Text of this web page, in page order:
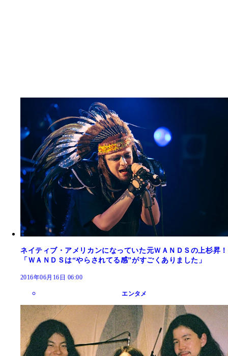
ネイティブ・アメリカンになっていた元ＷＡＮＤＳの上杉昇！
「ＷＡＮＤＳは“やらされてる感”がすごくありました」
2016年06月16日 06:00
エンタメ